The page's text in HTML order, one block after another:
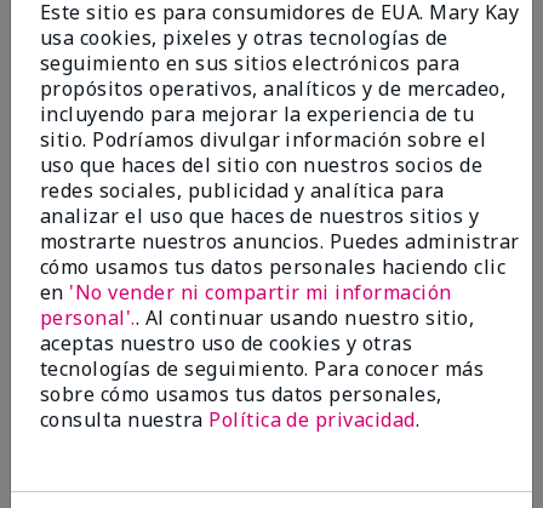
3 Capas
Este sitio es para consumidores de EUA. Mary Kay
usa cookies, pixeles y otras tecnologías de
seguimiento en sus sitios electrónicos para
propósitos operativos, analíticos y de mercadeo,
incluyendo para mejorar la experiencia de tu
sitio. Podríamos divulgar información sobre el
uso que haces del sitio con nuestros socios de
redes sociales, publicidad y analítica para
analizar el uso que haces de nuestros sitios y
mostrarte nuestros anuncios. Puedes administrar
cómo usamos tus datos personales haciendo clic
en 'No vender ni compartir mi información
personal'.. Al continuar usando nuestro sitio,
aceptas nuestro uso de cookies y otras
tecnologías de seguimiento. Para conocer más
sobre cómo usamos tus datos personales,
consulta nuestra Política de privacidad.